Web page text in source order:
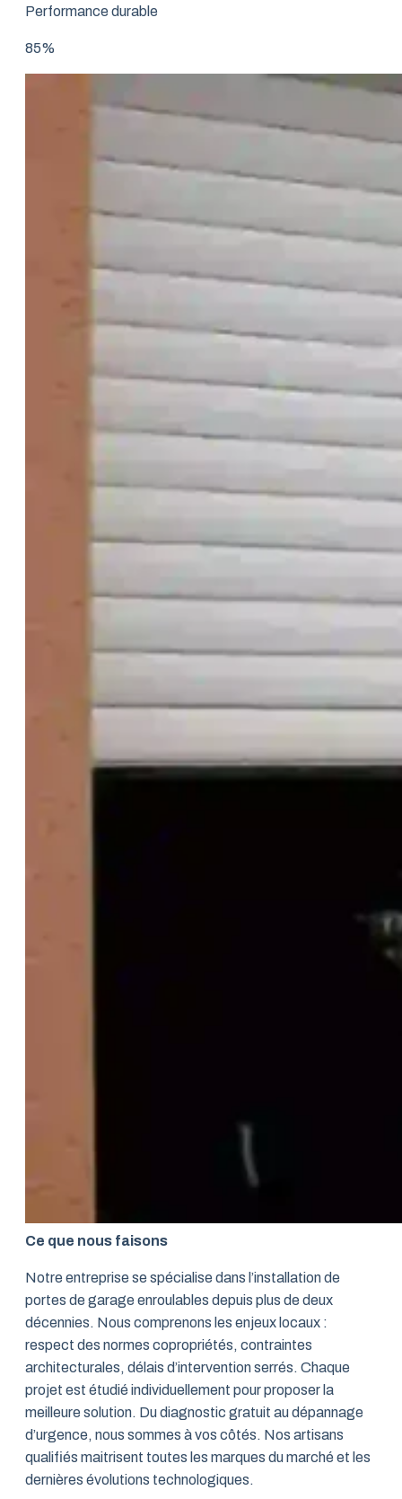
Performance durable
85%
Ce que nous faisons
Notre entreprise se spécialise dans l’installation de
portes de garage enroulables depuis plus de deux
décennies. Nous comprenons les enjeux locaux :
respect des normes copropriétés, contraintes
architecturales, délais d’intervention serrés. Chaque
projet est étudié individuellement pour proposer la
meilleure solution. Du diagnostic gratuit au dépannage
d’urgence, nous sommes à vos côtés. Nos artisans
qualifiés maitrisent toutes les marques du marché et les
dernières évolutions technologiques.